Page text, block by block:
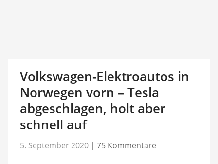
Volkswagen-Elektroautos in
Norwegen vorn – Tesla
abgeschlagen, holt aber
schnell auf
5. September 2020 | 75 Kommentare